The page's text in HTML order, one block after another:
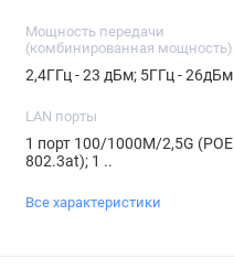
Мощность передачи
(комбинированная мощность)
2,4ГГц - 23 дБм; 5ГГц - 26дБм
LAN порты
1 порт 100/1000M/2,5G (POE
802.3at); 1 ..
Все характеристики